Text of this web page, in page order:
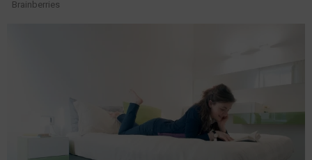
Brainberries